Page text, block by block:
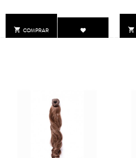
 COMPRAR 